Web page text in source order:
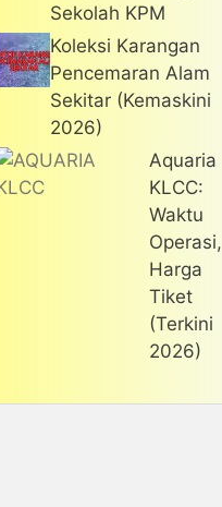
Sekolah KPM
Koleksi Karangan
Pencemaran Alam
Sekitar (Kemaskini
2026)
Aquaria
KLCC:
Waktu
Operasi,
Harga
Tiket
(Terkini
2026)